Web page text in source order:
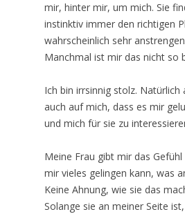
mir, hinter mir, um mich. Sie
instinktiv immer den richtigen
wahrscheinlich sehr
Manchmal ist mir das nicht so
Ich bin irrsinnig stolz.
auch auf mich, dass es mir
und mich für sie zu
Meine Frau gibt mir das
mir vieles gelingen kann, was
Keine Ahnung, wie sie das
Solange sie an meiner Seite